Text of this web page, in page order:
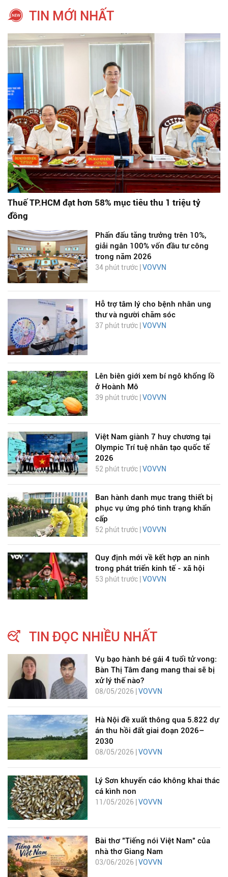
TIN MỚI NHẤT
Thuế TP.HCM đạt hơn 58% mục tiêu thu 1 triệu tỷ
đồng
Phấn đấu tăng trưởng trên 10%,
giải ngân 100% vốn đầu tư công
trong năm 2026
34 phút trước | VOVVN
Hỗ trợ tâm lý cho bệnh nhân ung
thư và người chăm sóc
37 phút trước | VOVVN
Lên biên giới xem bí ngô khổng lồ
ở Hoành Mô
39 phút trước | VOVVN
Việt Nam giành 7 huy chương tại
Olympic Trí tuệ nhân tạo quốc tế
2026
52 phút trước | VOVVN
Ban hành danh mục trang thiết bị
phục vụ ứng phó tình trạng khẩn
cấp
52 phút trước |VOVVN
Quy định mới về kết hợp an ninh
trong phát triển kinh tế - xã hội
53 phút trước | VOVVN
TIN ĐỌC NHIỀU NHẤT
Vụ bạo hành bé gái 4 tuổi tử vong:
Bàn Thị Tâm đang mang thai sẽ bị
xử lý thế nào?
08/05/2026 | VOVVN
Hà Nội đề xuất thông qua 5.822 dự
án thu hồi đất giai đoạn 2026–
2030
08/05/2026 | VOVVN
Lý Sơn khuyến cáo không khai thác
cá kình non
11/05/2026 | VOVVN
Bài thơ "Tiếng nói Việt Nam" của
nhà thơ Giang Nam
03/06/2026 | VOVVN